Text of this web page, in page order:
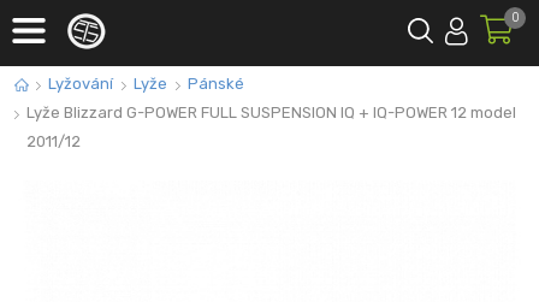
0
Lyžování Lyže
Pánské
Lyže Blizzard G-POWER FULL SUSPENSION IQ + IQ-POWER 12 model
2011/12